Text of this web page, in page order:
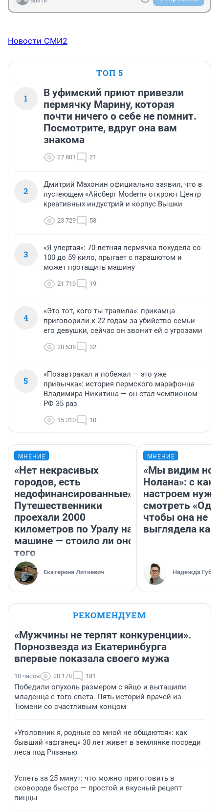
Новости СМИ2
ТОП 5
1
В уфимский приют привезли
пермячку Марину, которая
почти ничего о себе не помнит.
Посмотрите, вдруг она вам
знакома
27 801 21
2
Дмитрий Махонин официально заявил, что в
пустеющем «Айсберг Modern» откроют Центр
креативных индустрий и корпус Вышки
23 729 58
3
«Я упертая»: 70-летняя пермячка похудела со
100 до 59 кило, прыгает с парашютом и
может протащить машину
21 719 19
4
«Это тот, кого ты травила»: прикамца
приговорили к 22 годам за убийство семьи
его девушки, сейчас он звонит ей с угрозами
20 538 32
5
«Позавтракал и побежал — это уже
привычка»: история пермского марафонца
Владимира Никитина — он стал чемпионом
РФ 35 раз
15 310 10
МНЕНИЕ
«Нет некрасивых
городов, есть
недофинансированные».
Путешественники
проехали 2000
километров по Уралу на
машине — стоило ли оно
того
Екатерина Литкевич
МНЕНИЕ
«Мы видим
Нолана»: с
настроем
смотреть
чтобы она не
выглядела как
Надежда
РЕКОМЕНДУЕМ
«Мужчины не терпят конкуренции».
Порнозвезда из Екатеринбурга
впервые показала своего мужа
10 часов 20 178 181
Победили опухоль размером с яйцо и вытащили
младенца с того света. Пять историй врачей из
Тюмени со счастливым концом
«Уголовник я, родные со мной не общаются»: как
бывший «афганец» 30 лет живет в землянке посреди
леса под Рязанью
Успеть за 25 минут: что можно приготовить в
сковороде быстро — простой и вкусный рецепт
пиццы